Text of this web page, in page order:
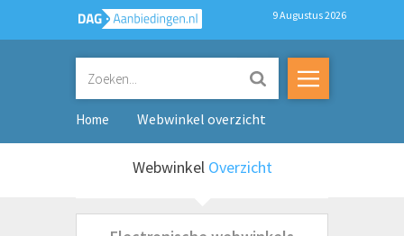
9 Augustus 2026
Home Webwinkel overzicht
Webwinkel Overzicht